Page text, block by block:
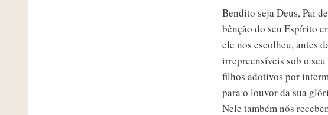
Bendito seja Deus, Pai
bênção do seu Espírito
ele nos escolheu, antes
irrepreensíveis sob o
filhos adotivos por
para o louvor da sua
Nele também nós